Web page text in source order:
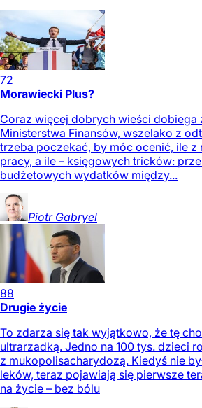
72
Morawiecki Plus?
Coraz więcej dobrych wieści dobiega
Ministerstwa Finansów, wszelako z
trzeba poczekać, by móc ocenić, ile z
pracy, a ile – księgowych tricków:
budżetowych wydatków między...
Piotr Gabryel
88
Drugie życie
To zdarza się tak wyjątkowo, że tę
ultrarzadką. Jedno na 100 tys. dzieci
z mukopolisacharydozą. Kiedyś nie
leków, teraz pojawiają się pierwsze
na życie – bez bólu